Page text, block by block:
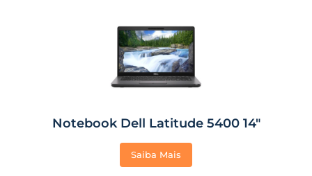
Notebook Dell Latitude 5400 14″
Saiba Mais